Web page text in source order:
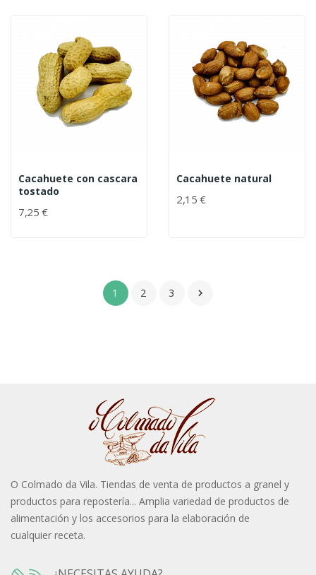
Cacahuete con cascara
tostado
7,25 €
Cacahuete natural
2,15 €
1 2 3 
O Colmado da Vila. Tiendas de venta de productos a granel y
productos para repostería... Amplia variedad de productos de
alimentación y los accesorios para la elaboración de
cualquier receta.